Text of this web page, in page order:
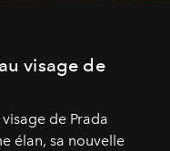
visage de
de Prada
élan, sa nouvelle